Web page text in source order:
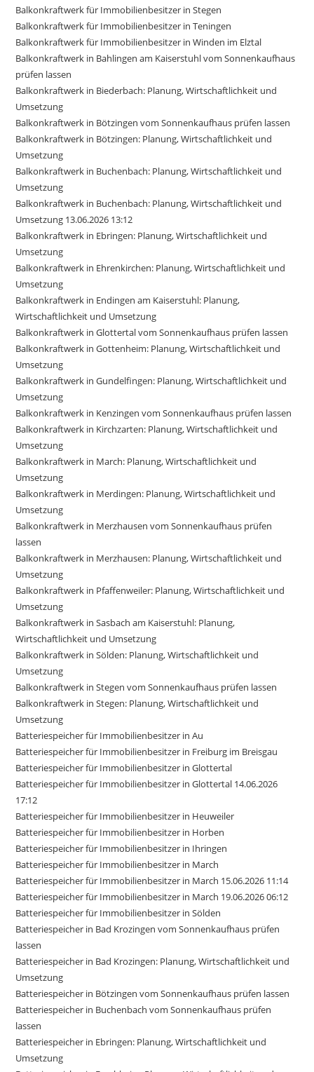
Balkonkraftwerk für Immobilienbesitzer in Stegen
Balkonkraftwerk für Immobilienbesitzer in Teningen
Balkonkraftwerk für Immobilienbesitzer in Winden im Elztal
Balkonkraftwerk in Bahlingen am Kaiserstuhl vom Sonnenkaufhaus
prüfen lassen
Balkonkraftwerk in Biederbach: Planung, Wirtschaftlichkeit und
Umsetzung
Balkonkraftwerk in Bötzingen vom Sonnenkaufhaus prüfen lassen
Balkonkraftwerk in Bötzingen: Planung, Wirtschaftlichkeit und
Umsetzung
Balkonkraftwerk in Buchenbach: Planung, Wirtschaftlichkeit und
Umsetzung
Balkonkraftwerk in Buchenbach: Planung, Wirtschaftlichkeit und
Umsetzung 13.06.2026 13:12
Balkonkraftwerk in Ebringen: Planung, Wirtschaftlichkeit und
Umsetzung
Balkonkraftwerk in Ehrenkirchen: Planung, Wirtschaftlichkeit und
Umsetzung
Balkonkraftwerk in Endingen am Kaiserstuhl: Planung,
Wirtschaftlichkeit und Umsetzung
Balkonkraftwerk in Glottertal vom Sonnenkaufhaus prüfen lassen
Balkonkraftwerk in Gottenheim: Planung, Wirtschaftlichkeit und
Umsetzung
Balkonkraftwerk in Gundelfingen: Planung, Wirtschaftlichkeit und
Umsetzung
Balkonkraftwerk in Kenzingen vom Sonnenkaufhaus prüfen lassen
Balkonkraftwerk in Kirchzarten: Planung, Wirtschaftlichkeit und
Umsetzung
Balkonkraftwerk in March: Planung, Wirtschaftlichkeit und
Umsetzung
Balkonkraftwerk in Merdingen: Planung, Wirtschaftlichkeit und
Umsetzung
Balkonkraftwerk in Merzhausen vom Sonnenkaufhaus prüfen
lassen
Balkonkraftwerk in Merzhausen: Planung, Wirtschaftlichkeit und
Umsetzung
Balkonkraftwerk in Pfaffenweiler: Planung, Wirtschaftlichkeit und
Umsetzung
Balkonkraftwerk in Sasbach am Kaiserstuhl: Planung,
Wirtschaftlichkeit und Umsetzung
Balkonkraftwerk in Sölden: Planung, Wirtschaftlichkeit und
Umsetzung
Balkonkraftwerk in Stegen vom Sonnenkaufhaus prüfen lassen
Balkonkraftwerk in Stegen: Planung, Wirtschaftlichkeit und
Umsetzung
Batteriespeicher für Immobilienbesitzer in Au
Batteriespeicher für Immobilienbesitzer in Freiburg im Breisgau
Batteriespeicher für Immobilienbesitzer in Glottertal
Batteriespeicher für Immobilienbesitzer in Glottertal 14.06.2026
17:12
Batteriespeicher für Immobilienbesitzer in Heuweiler
Batteriespeicher für Immobilienbesitzer in Horben
Batteriespeicher für Immobilienbesitzer in Ihringen
Batteriespeicher für Immobilienbesitzer in March
Batteriespeicher für Immobilienbesitzer in March 15.06.2026 11:14
Batteriespeicher für Immobilienbesitzer in March 19.06.2026 06:12
Batteriespeicher für Immobilienbesitzer in Sölden
Batteriespeicher in Bad Krozingen vom Sonnenkaufhaus prüfen
lassen
Batteriespeicher in Bad Krozingen: Planung, Wirtschaftlichkeit und
Umsetzung
Batteriespeicher in Bötzingen vom Sonnenkaufhaus prüfen lassen
Batteriespeicher in Buchenbach vom Sonnenkaufhaus prüfen
lassen
Batteriespeicher in Ebringen: Planung, Wirtschaftlichkeit und
Umsetzung